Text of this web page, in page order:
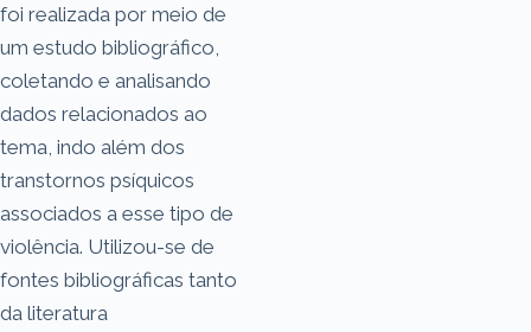
foi realizada por meio de
um estudo bibliográfico,
coletando e analisando
dados relacionados ao
tema, indo além dos
transtornos psíquicos
associados a esse tipo de
violência. Utilizou-se de
fontes bibliográficas tanto
da literatura